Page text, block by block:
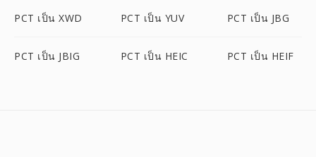
PCT เป็น XWD PCT เป็น YUV PCT เป็น JBG
PCT เป็น JBIG PCT เป็น HEIC PCT เป็น HEIF